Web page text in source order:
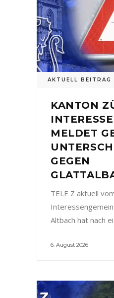
AKTUELL BEITRAG
KANTON
MELDET
GEGEN
TELE Z aktuell
Altbach hat nach
6. August 2026